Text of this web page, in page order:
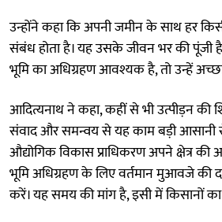
उन्होंने कहा कि अपनी जमीन के साथ हर
संबंध होता है। यह उसके जीवन भर की पूंजी
भूमि का अधिग्रहण आवश्यक है, तो उन्हें
आदित्यनाथ ने कहा, कहीं से भी उत्पीड़न की
संवाद और समन्वय से यह काम बड़ी आसानी
औद्योगिक विकास प्राधिकरण अपने क्षेत्र
भूमि अधिग्रहण के लिए वर्तमान मुआवजे की
करें। यह समय की मांग है, इसी में किसानों का